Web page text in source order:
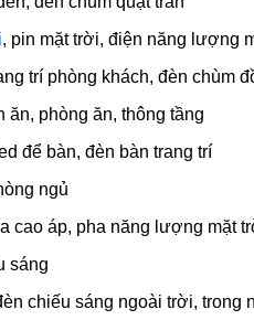
, pin mặt trời, điện năng lượng
trí phòng khách, đèn chùm
ăn, phòng ăn, thông tầng
để bàn, đèn bàn trang trí
ngủ
cao áp, pha năng lượng mặt
sáng
chiếu sáng ngoài trời, trong